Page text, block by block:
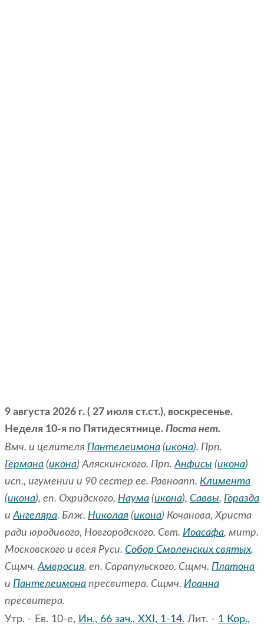
9 августа 2026 г. ( 27 июля ст.ст.), воскресенье.
Неделя 10-я по Пятидесятнице. Поста нет.
Вмч. и целителя Пантелеимона (икона). Прп.
Германа (икона) Аляскинского. Прп.Анфисы (икона)
исп., игумении и 90 сестер ее. Равноапп. Климента
(икона), еп. Охридского, Наума (икона), Саввы, Горазда
иАнгеляра. Блж. Николая (икона) Кочанова, Христа
ради юродивого, Новгородского. Свт. Иоасафа, митр.
Московского и всея Руси. Собор Смоленских святых.
Сщмч.Амвросия, еп. Сарапульского. Сщмч. Платона
и Пантелеимона пресвитера. Сщмч. Иоанна
пресвитера.
Утр. - Ев. 10-е, Ин., 66 зач., XXI, 1-14. Лит. - 1 Кор.,